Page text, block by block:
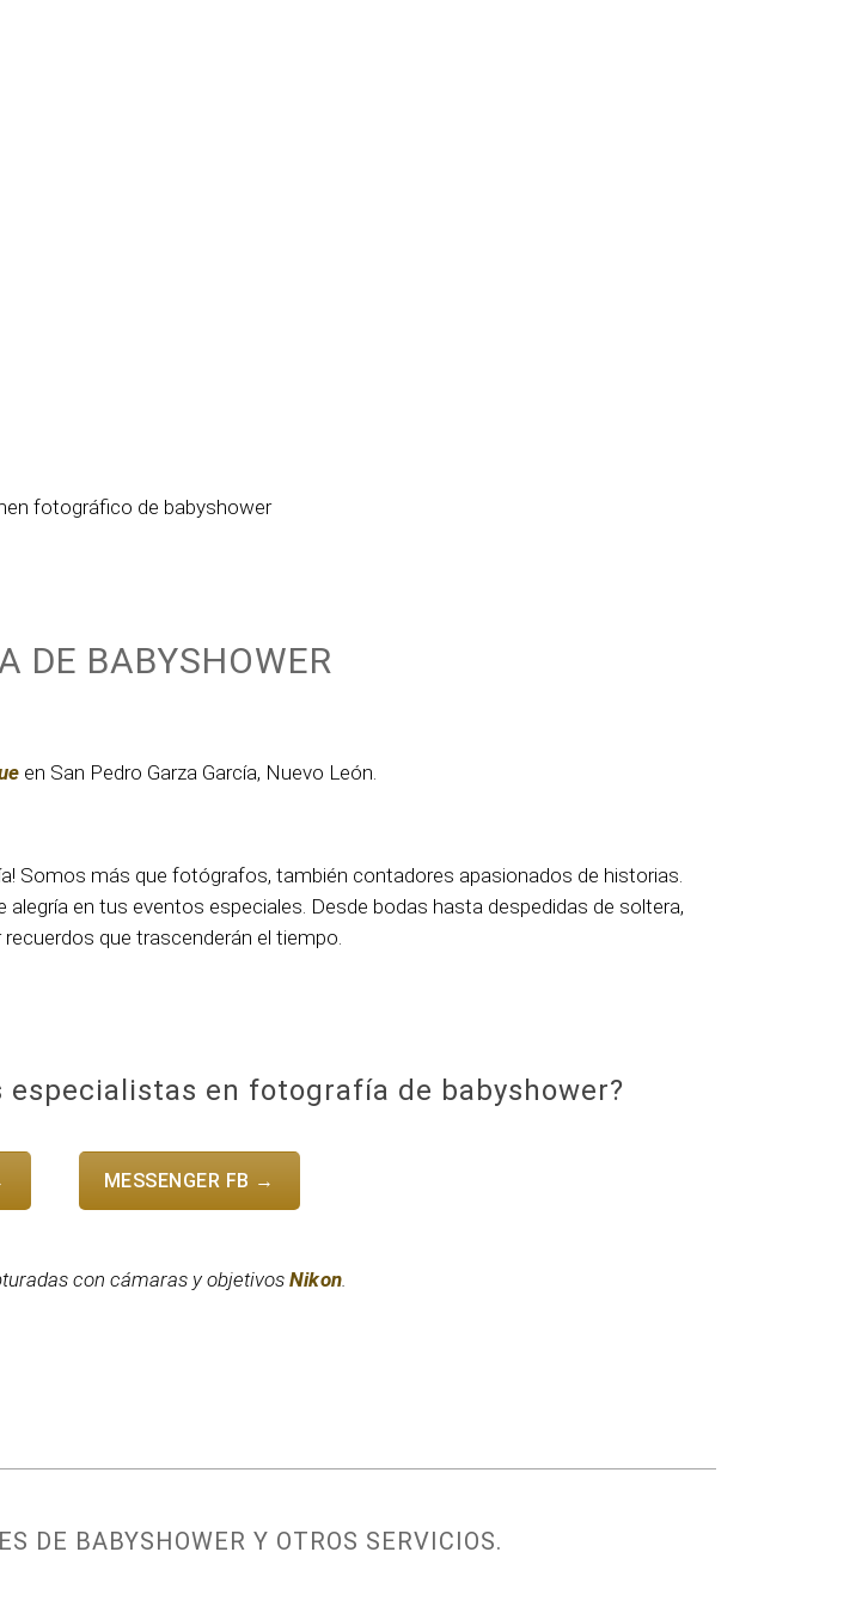
fotográfico de babyshower
DE BABYSHOWER
en San Pedro Garza García, Nuevo León.
Somos más que fotógrafos, también contadores apasionados de historias.
en tus eventos especiales. Desde bodas hasta despedidas de soltera,
que trascenderán el tiempo.
en fotografía de babyshower?
MESSENGER FB →
con cámaras y objetivos Nikon.
DE BABYSHOWER Y OTROS SERVICIOS.